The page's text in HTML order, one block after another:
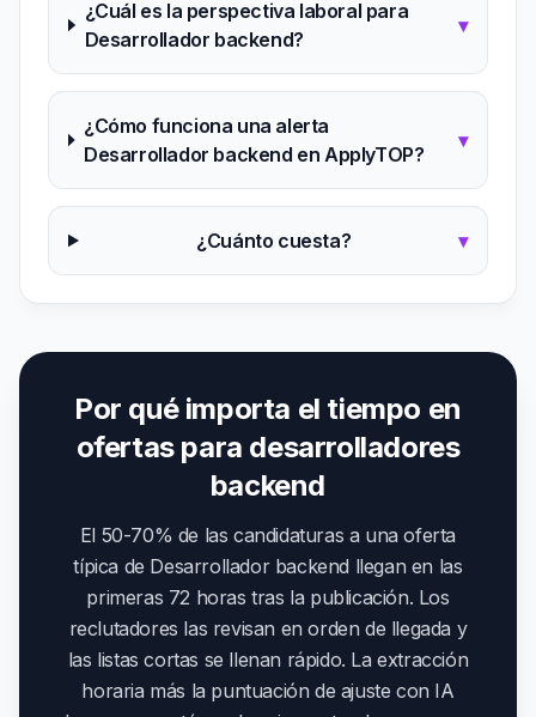
¿Cuál es la perspectiva laboral para
Desarrollador backend?
▾
¿Cómo funciona una alerta
Desarrollador backend en ApplyTOP?
▾
¿Cuánto cuesta? ▾
Por qué importa el tiempo en
ofertas para desarrolladores
backend
El 50-70% de las candidaturas a una oferta
típica de Desarrollador backend llegan en las
primeras 72 horas tras la publicación. Los
reclutadores las revisan en orden de llegada y
las listas cortas se llenan rápido. La extracción
horaria más la puntuación de ajuste con IA